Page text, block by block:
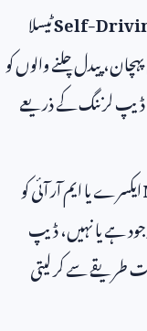
Self-ٹیسلا
پیدل چلنے والوں کو
ڈیپ لرننگ کے ذریعے
ایکسرے یا ایم آر آئی کو
ہے یا نہیں، ڈیپ
طریقے سے کر لیتی